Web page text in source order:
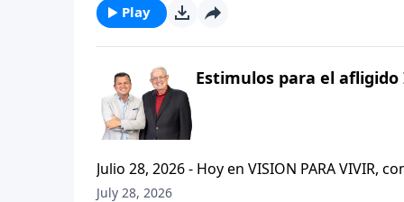
capitulo de 2 Tesalonicenses y escuchemos
AFLIGIDO.
Play
Estimulos para el afligido
Julio 28, 2026 - Hoy en VISION PARA
CRISTIANISMO FIRME: UN ESTUDIO DE 2
July 28, 2026